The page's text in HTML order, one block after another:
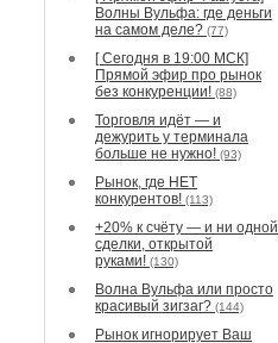
Волны Вульфа: где деньги
на самом деле? (77)
[ Сегодня в 19:00 МСК]
Прямой эфир про рынок
без конкуренции! (88)
Торговля идёт — и
дежурить у терминала
больше не нужно! (93)
Рынок, где НЕТ
конкурентов! (113)
+20% к счёту — и ни одной
сделки, открытой
руками! (130)
Волна Вульфа или просто
красивый зигзаг? (144)
Рынок игнорирует Ваш